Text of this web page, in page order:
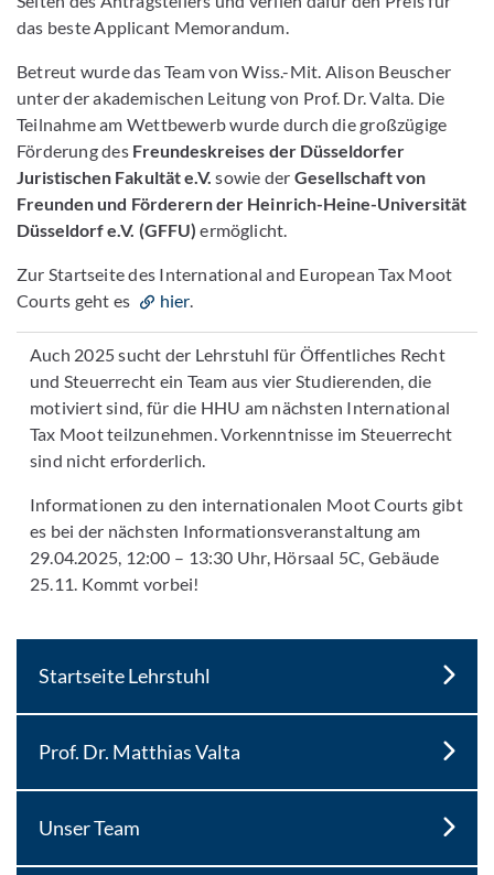
das beste Applicant Memorandum.
Betreut wurde das Team von Wiss.-Mit. Alison Beuscher
unter der akademischen Leitung von Prof. Dr. Valta. Die
Teilnahme am Wettbewerb wurde durch die großzügige
Förderung des Freundeskreises der Düsseldorfer
Juristischen Fakultät e.V. sowie der Gesellschaft von
Freunden und Förderern der Heinrich-Heine-Universität
Düsseldorf e.V. (GFFU) ermöglicht.
Zur Startseite des International and European Tax Moot
Courts geht es
hier.
Auch 2025 sucht der Lehrstuhl für Öffentliches Recht
und Steuerrecht ein Team aus vier Studierenden, die
motiviert sind, für die HHU am nächsten International
Tax Moot teilzunehmen. Vorkenntnisse im Steuerrecht
sind nicht erforderlich.
Informationen zu den internationalen Moot Courts gibt
es bei der nächsten Informationsveranstaltung am
29.04.2025, 12:00 – 13:30 Uhr, Hörsaal 5C, Gebäude
25.11. Kommt vorbei!
Startseite Lehrstuhl
Prof. Dr. Matthias Valta
Unser Team